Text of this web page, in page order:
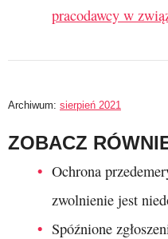
pracodawcy w
Archiwum: sierpień 2021
ZOBACZ
Ochrona
zwolnienie jest
Spóźnione